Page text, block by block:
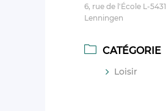
6, rue de l'École L-5431
Lenningen
CATÉGORIE
Loisir